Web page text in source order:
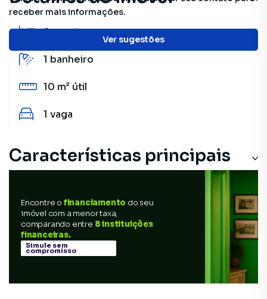
receber mais informações.
Ver sugestões
2quartos
1 banheiro
10 m² útil
1 vaga
Características principais
Encontre o financiamento do seu
imóvel com a menor taxa,
comparando entre 8 instituições
financeiras.
Simule sem
compromisso